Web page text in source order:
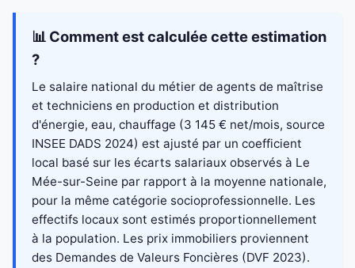
📊 Comment est calculée cette estimation
?
Le salaire national du métier de agents de maîtrise
et techniciens en production et distribution
d'énergie, eau, chauffage (3 145 € net/mois, source
INSEE DADS 2024) est ajusté par un coefficient
local basé sur les écarts salariaux observés à Le
Mée-sur-Seine par rapport à la moyenne nationale,
pour la même catégorie socioprofessionnelle. Les
effectifs locaux sont estimés proportionnellement
à la population. Les prix immobiliers proviennent
des Demandes de Valeurs Foncières (DVF 2023).